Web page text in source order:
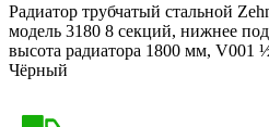
Радиатор трубчатый стальной
модель 3180 8 секций, нижнее
высота радиатора 1800 мм, V001
Чёрный